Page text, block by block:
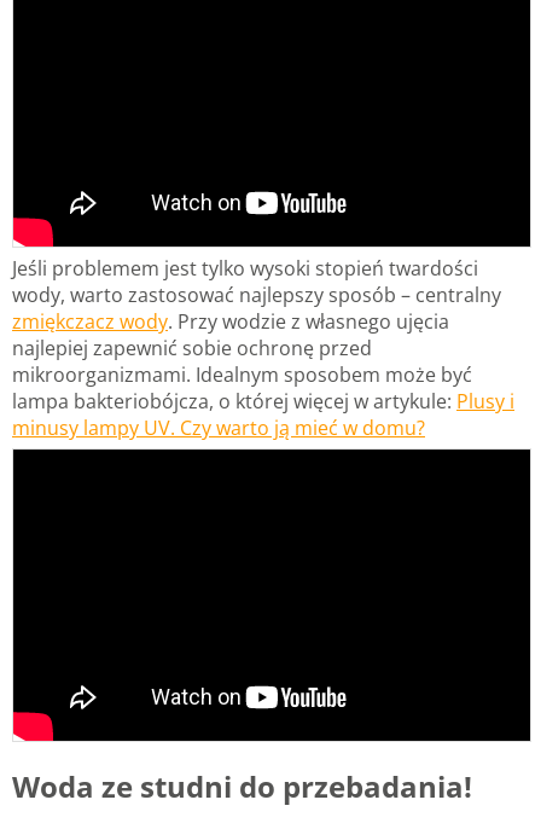
Jeśli problemem jest tylko wysoki stopień twardości
wody, warto zastosować najlepszy sposób – centralny
zmiękczacz wody. Przy wodzie z własnego ujęcia
najlepiej zapewnić sobie ochronę przed
mikroorganizmami. Idealnym sposobem może być
lampa bakteriobójcza, o której więcej w artykule: Plusy i
minusy lampy UV. Czy warto ją mieć w domu?
Woda ze studni do przebadania!